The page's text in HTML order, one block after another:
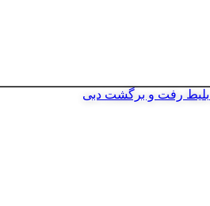
بلیط رفت و برگشت دبی